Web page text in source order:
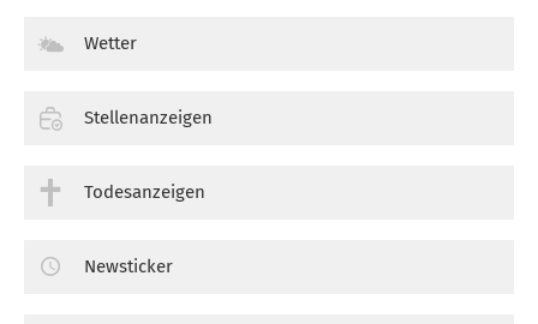
Wetter
Stellenanzeigen
Todesanzeigen
Newsticker